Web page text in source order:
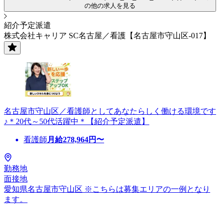
の他の求人を見る
紹介予定派遣
株式会社キャリア SC名古屋／看護【名古屋市守山区-017】
名古屋市守山区／看護師としてあなたらしく働ける環境です
♪＊20代～50代活躍中＊【紹介予定派遣】
看護師 月給278,964円〜
勤務地
面接地
愛知県名古屋市守山区 ※こちらは募集エリアの一例となり
ます。